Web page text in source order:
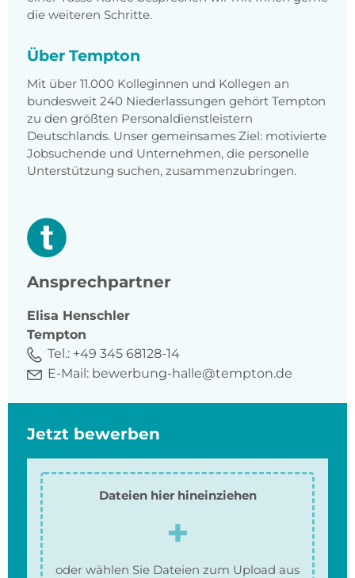
die weiteren Schritte.
Über Tempton
Mit über 11.000 Kolleginnen und Kollegen an
bundesweit 240 Niederlassungen gehört Tempton
zu den größten Personaldienstleistern
Deutschlands. Unser gemeinsames Ziel: motivierte
Jobsuchende und Unternehmen, die personelle
Unterstützung suchen, zusammenzubringen.
Ansprechpartner
Elisa Henschler
Tempton
Tel.: +49 345 68128-14
E-Mail: bewerbung-halle@tempton.de
Jetzt bewerben
Dateien hier hineinziehen
oder wählen Sie Dateien zum Upload aus